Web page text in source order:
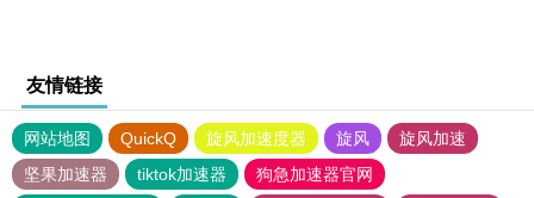
友情链接
网站地图 QuickQ 旋风加速度器 旋风
旋风加速
坚果加速器
tiktok加速器 狗急加速器官网